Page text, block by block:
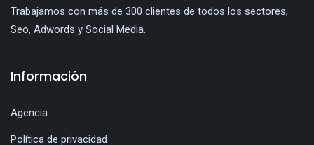
Trabajamos con más de 300 clientes de todos los sectores,
Seo, Adwords y Social Media.
Información
Agencia
Política de privacidad